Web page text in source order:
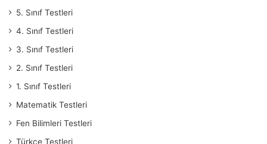
5. Sınıf Testleri
4. Sınıf Testleri
3. Sınıf Testleri
2. Sınıf Testleri
1. Sınıf Testleri
Matematik Testleri
Fen Bilimleri Testleri
Türkçe Testleri